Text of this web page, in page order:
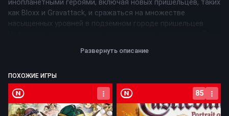
инопланетными героями, включая новых пришельцев, таких
как Bloxx и Gravattack, и сражаться на множестве
насыщенных уровней в подземном городе пришельцев
Proto-Tool, армейским ножом будущего, который может
привнесет совершенно новое измерение в сражения.
Развернуть описание
ПОХОЖИЕ ИГРЫ
Nintendo DS Nintendo DS
85